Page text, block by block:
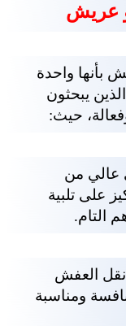
عريش
بأنها واحدة
يبحثون
حيث:
عالي من
على تلبية
التام.
نقل العفش
ومناسبة